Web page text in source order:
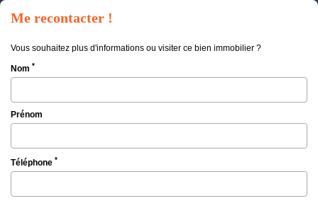
Me recontacter !
Vous souhaitez plus d'informations ou visiter ce bien immobilier ?
Nom *
Prénom
Téléphone *